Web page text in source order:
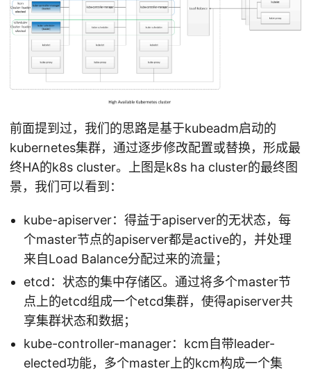
前面提到过，我们的思路是基于kubeadm启动的
kubernetes集群，通过逐步修改配置或替换，形成最
终HA的k8s cluster。上图是k8s ha cluster的最终图
景，我们可以看到：
kube-apiserver：得益于apiserver的无状态，每
个master节点的apiserver都是active的，并处理
来自Load Balance分配过来的流量；
etcd：状态的集中存储区。通过将多个master节
点上的etcd组成一个etcd集群，使得apiserver共
享集群状态和数据；
kube-controller-manager：kcm自带leader-
elected功能，多个master上的kcm构成一个集